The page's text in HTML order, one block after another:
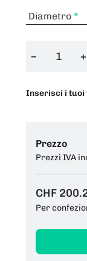
Diametro
− +
Inserisci i tuoi
Prezzo
Prezzi IVA
CHF
Per